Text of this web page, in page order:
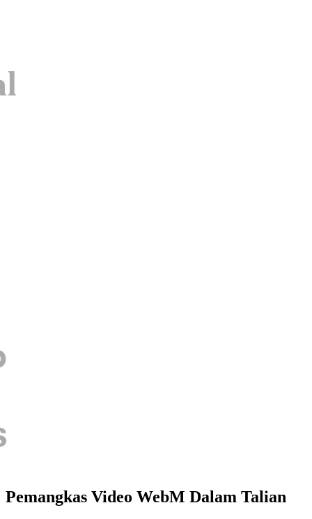
Pemangkas Video WebM Dalam Talian